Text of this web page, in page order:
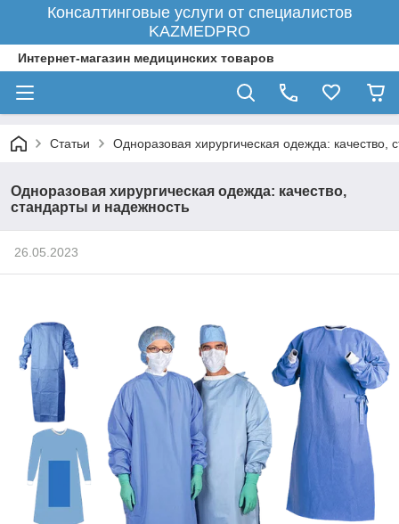
Консалтинговые услуги от специалистов
KAZMEDPRO
Интернет-магазин медицинских товаров
Статьи Одноразовая хирургическая одежда: качество,
Одноразовая хирургическая одежда: качество,
стандарты и надежность
26.05.2023